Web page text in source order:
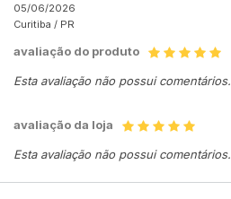
05/06/2026
Curitiba / PR
avaliação do produto
Esta avaliação não possui comentários.
avaliação da loja
Esta avaliação não possui comentários.